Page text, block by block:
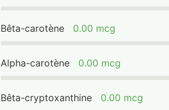
Bêta-carotène 0.00 mcg
Alpha-carotène 0.00 mcg
Bêta-cryptoxanthine 0.00 mcg